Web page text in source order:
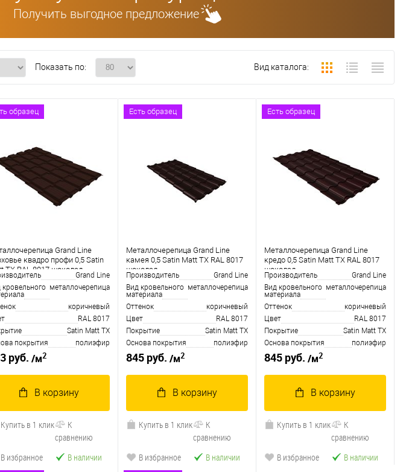
Получить выгодное предложение
Показать по: Вид каталога:
образец
Grand Line
квадро профи 0,5 Satin
TX RAL 8017 шоколад
Grand Line
кровельного металлочерепица
коричневый
RAL 8017
Satin Matt TX
покрытия
полиэфир
руб. /м2
В корзину
Купить в 1 клик
К
сравнению
В избранное
В наличии
Есть образец
Металлочерепица Grand Line
камея 0,5 Satin Matt TX RAL 8017
шоколад
Производитель
Grand Line
Вид кровельного
материала
металлочерепица
Оттенок
коричневый
Цвет
RAL 8017
Покрытие
Satin Matt TX
Основа покрытия
полиэфир
845 руб. /м2
В корзину
Купить в 1 клик
К
сравнению
В избранное
В наличии
Есть образец
Металлочерепица Grand Line
кредо 0,5 Satin Matt TX RAL 8017
шоколад
Производитель
Grand Line
Вид кровельного
материала
металлочерепица
Оттенок
коричневый
Цвет
RAL 8017
Покрытие
Satin Matt TX
Основа покрытия
полиэфир
845 руб. /м2
В корзину
Купить в 1 клик
К
сравнению
В избранное
В наличии